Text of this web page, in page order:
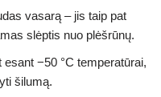
vasarą – jis taip pat
slėptis nuo plėšrūnų.
−50 °C temperatūrai,
šilumą.